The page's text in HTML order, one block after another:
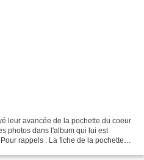
leur avancée de la pochette du coeur
photos dans l'album qui lui est
rappels : La fiche de la pochette